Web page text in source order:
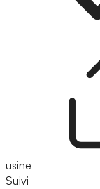
usine
Suivi